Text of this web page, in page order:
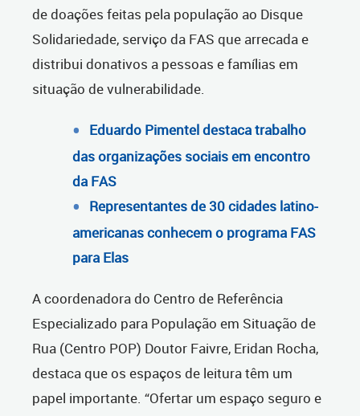
de doações feitas pela população ao Disque
Solidariedade, serviço da FAS que arrecada e
distribui donativos a pessoas e famílias em
situação de vulnerabilidade.
Eduardo Pimentel destaca trabalho
das organizações sociais em encontro
da FAS
Representantes de 30 cidades latino-
americanas conhecem o programa FAS
para Elas
A coordenadora do Centro de Referência
Especializado para População em Situação de
Rua (Centro POP) Doutor Faivre, Eridan Rocha,
destaca que os espaços de leitura têm um
papel importante. “Ofertar um espaço seguro e